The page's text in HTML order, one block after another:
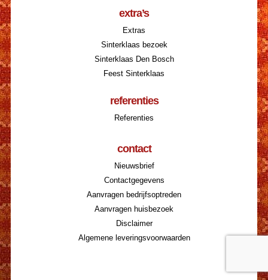
extra’s
Extras
Sinterklaas bezoek
Sinterklaas Den Bosch
Feest Sinterklaas
referenties
Referenties
contact
Nieuwsbrief
Contactgegevens
Aanvragen bedrijfsoptreden
Aanvragen huisbezoek
Disclaimer
Algemene leveringsvoorwaarden